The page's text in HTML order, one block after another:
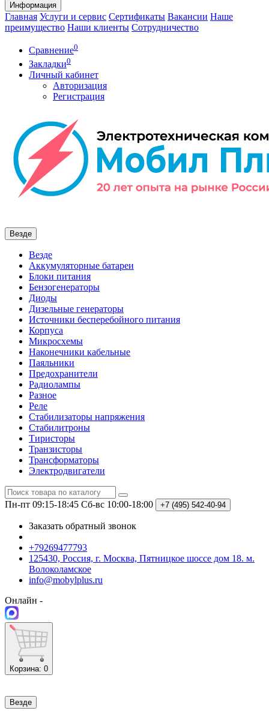
Информация
Главная Услуги и сервис Сертификаты Вакансии Наше
преимущество Наши клиенты Сотрудничество
Сравнение0
Закладки0
Личный кабинет
Авторизация
Регистрация
Везде
Везде
Аккумуляторные батареи
Блоки питания
Бензогенераторы
Диоды
Дизельные генераторы
Источники бесперебойного питания
Корпуса
Микросхемы
Наконечники кабельные
Паяльники
Предохранители
Радиолампы
Разное
Реле
Стабилизаторы напряжения
Стабилитроны
Тиристоры
Транзисторы
Трансформаторы
Электродвигатели
Пн-пт 09:15-18:45 Сб-вс 10:00-18:00 +7 (495) 542-40-94
Заказать обратный звонок
+79269477793
125430, Россия, г. Москва, Пятницкое шоссе дом 18. м.
Волоколамское
info@mobylplus.ru
Онлайн -
Корзина: 0
Везде